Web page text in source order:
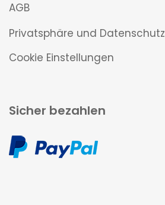
AGB
Privatsphäre und Datenschutz
Cookie Einstellungen
Sicher bezahlen